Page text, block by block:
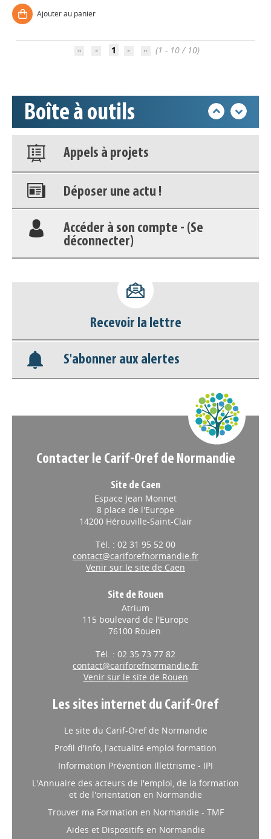
Ajouter au panier
1 (1 - 10 / 10)
Boîte à outils
déconnecter)
Nos veilles Scoop.it
Appels à projets
Déposer une actu !
Accéder à son compte - (Se
déconnecter)
Nos veilles Scoop.it
Appels à projets
Recevoir la lettre
S'abonner aux alertes
Contacter le Carif-Oref de Normandie
Site de Caen
Espace Jean Monnet
8 place de l'Europe
14200 Hérouville-Saint-Clair
Tél. : 02 31 95 52 00
contact@cariforefnormandie.fr
Venir sur le site de Caen
Site de Rouen
Atrium
115 boulevard de l'Europe
76100 Rouen
Tél. : 02 35 73 77 82
contact@cariforefnormandie.fr
Venir sur le site de Rouen
Les sites internet du Carif-Oref
Le site du Carif-Oref de Normandie
Profil d'info, l'actualité emploi formation
Information Prévention Illettrisme - IPI
L'Annuaire des acteurs de l'emploi, de la formation
et de l'orientation en Normandie
Trouver ma Formation en Normandie - TMF
Aides et Dispositifs en Normandie